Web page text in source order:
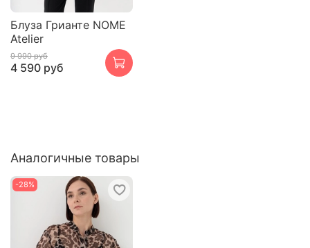
Блуза Грианте NOME
Atelier
9 990 руб
4 590 руб
Аналогичные товары
-28%